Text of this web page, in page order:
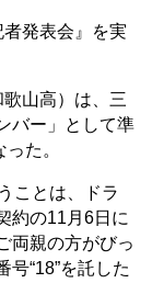
発表会』を実
山高）は、三
バー」として準
た。
ことは、ドラ
約の11月6日に
両親の方がびっ
“18”を託した